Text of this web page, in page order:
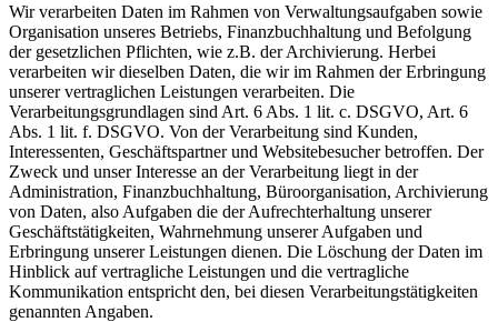
Wir verarbeiten Daten im Rahmen von Verwaltungsaufgaben sowie
Organisation unseres Betriebs, Finanzbuchhaltung und Befolgung
der gesetzlichen Pflichten, wie z.B. der Archivierung. Herbei
verarbeiten wir dieselben Daten, die wir im Rahmen der Erbringung
unserer vertraglichen Leistungen verarbeiten. Die
Verarbeitungsgrundlagen sind Art. 6 Abs. 1 lit. c. DSGVO, Art. 6
Abs. 1 lit. f. DSGVO. Von der Verarbeitung sind Kunden,
Interessenten, Geschäftspartner und Websitebesucher betroffen. Der
Zweck und unser Interesse an der Verarbeitung liegt in der
Administration, Finanzbuchhaltung, Büroorganisation, Archivierung
von Daten, also Aufgaben die der Aufrechterhaltung unserer
Geschäftstätigkeiten, Wahrnehmung unserer Aufgaben und
Erbringung unserer Leistungen dienen. Die Löschung der Daten im
Hinblick auf vertragliche Leistungen und die vertragliche
Kommunikation entspricht den, bei diesen Verarbeitungstätigkeiten
genannten Angaben.